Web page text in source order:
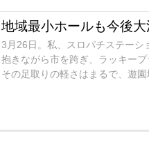
地域最小ホールも今後
3月26日。私、スロパチステーシ
抱きながら市を跨ぎ、ラッキープ
その足取りの軽さはまるで、遊
え、なんで7人しかならんでね
分に感じられたのだが、まだ浸